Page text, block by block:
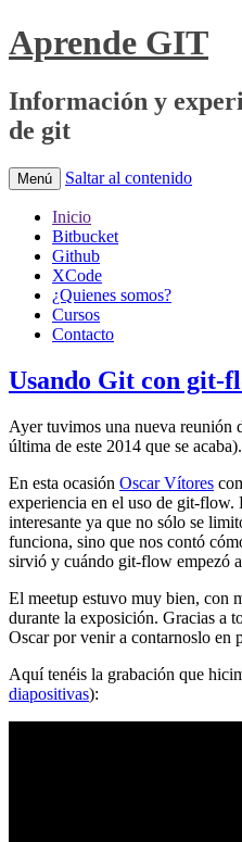
Aprende GIT
Información y
de git
Menú Saltar al contenido
Inicio
Bitbucket
Github
XCode
¿Quienes somos?
Cursos
Contacto
Usando Git con git-
Ayer tuvimos una nueva reunión
última de este 2014 que se acaba).
En esta ocasión Oscar Vítores
experiencia en el uso de git-flow.
interesante ya que no sólo se
funciona, sino que nos contó
sirvió y cuándo git-flow empezó
El meetup estuvo muy bien, con
durante la exposición. Gracias a
Oscar por venir a contarnoslo en
Aquí tenéis la grabación que
diapositivas):